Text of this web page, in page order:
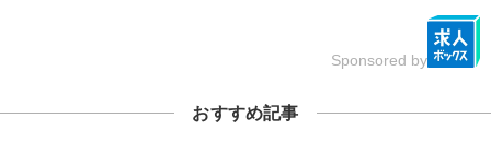
Sponsored by
おすすめ記事